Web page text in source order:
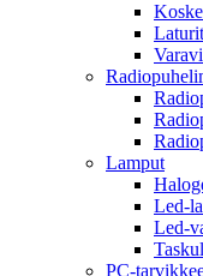
Lamput
Led-
Led-
PC-